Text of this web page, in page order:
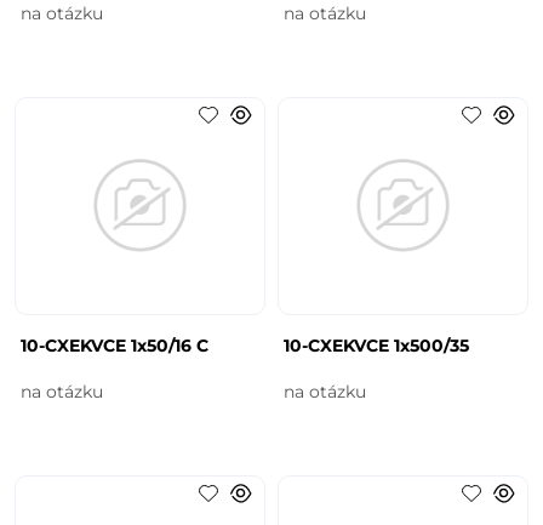
na otázku na otázku
10-CXEKVCE 1x50/16 C
na otázku
10-CXEKVCE 1x500/35
na otázku